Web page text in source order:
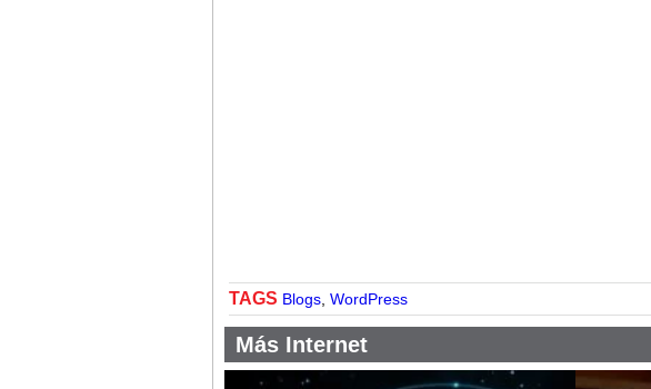
TAGS Blogs WordPress
Más Internet